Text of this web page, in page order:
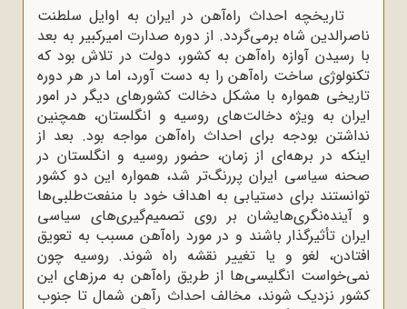
تاریخچه احداث راه‌آهن در ایران به اوایل سلطنت
ناصرالدین شاه برمی‌گردد. از دوره صدارت امیرکبیر به بعد
با رسیدن آوازه راه‌آهن به کشور، دولت در تلاش بود که
تکنولوژی ساخت راه‌آهن را به دست آورد، اما در هر دوره
تاریخی همواره با مشکل دخالت کشورهای دیگر در امور
ایران به ویژه دخالت‌های روسیه و انگلستان، همچنین
نداشتن بودجه برای احداث راه‌آهن مواجه بود. بعد از
اینکه در برهه‌ای از زمان، حضور روسیه و انگلستان در
صحنه سیاسی ایران پررنگ‌تر شد، همواره این دو کشور
توانستند برای دستیابی به اهداف خود با منفعت‌طلبی‌ها
و آینده‌نگری‌هایشان بر روی تصمیم‌گیری‌های سیاسی
ایران تأثیرگذار باشند و در مورد راه‌آهن مسبب به تعویق
افتادن، لغو و یا تغییر نقشه راه شوند. روسیه چون
نمی‌خواست انگلیسی‌ها از طریق راه‌آهن به مرزهای این
کشور نزدیک شوند، مخالف احداث ر‌آهن شمال تا جنوب